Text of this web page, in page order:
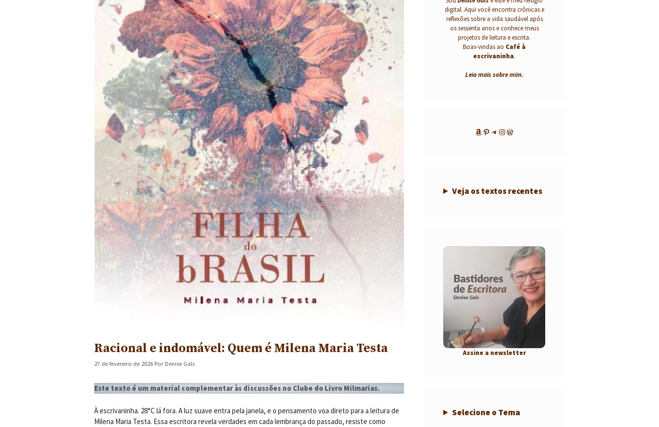
Racional e indomável: Quem é Milena Maria Testa
27 de fevereiro de 2026 PorDenise Gals
Este texto é um material complementar às discussões no Clube do Livro Milmarias.
À escrivaninha. 28°C lá fora. A luz suave entra pela janela, e o pensamento voa direto para a leitura de
Milena Maria Testa. Essa escritora revela verdades em cada lembrança do passado, resiste como
digital. Aqui você encontra crônicas e
reflexões sobre a vida saudável após
os sessenta anos e conhece meus
projetos de leitura e escrita.
Boas-vindas ao Café à
escrivaninha.
Leia mais sobre mim.
Amazon
Pinterest
Telegram
Instagram
WordPress
Veja os textos recentes
Assine a newsletter
Selecione o Tema